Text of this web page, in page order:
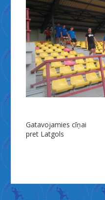
Ziņu
Gatavojamies cīņai
pret Latgols